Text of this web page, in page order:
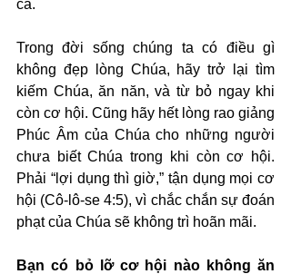
cả.
Trong đời sống chúng ta có điều gì
không đẹp lòng Chúa, hãy trở lại tìm
kiếm Chúa, ăn năn, và từ bỏ ngay khi
còn cơ hội. Cũng hãy hết lòng rao giảng
Phúc Âm của Chúa cho những người
chưa biết Chúa trong khi còn cơ hội.
Phải “lợi dụng thì giờ,” tận dụng mọi cơ
hội (Cô-lô-se 4:5), vì chắc chắn sự đoán
phạt của Chúa sẽ không trì hoãn mãi.
Bạn có bỏ lỡ cơ hội nào không ăn